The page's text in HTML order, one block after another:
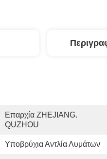
Επαρχία ZHEJIANG.
QUZHOU
Υποβρύχια Αντλία Λυμάτων